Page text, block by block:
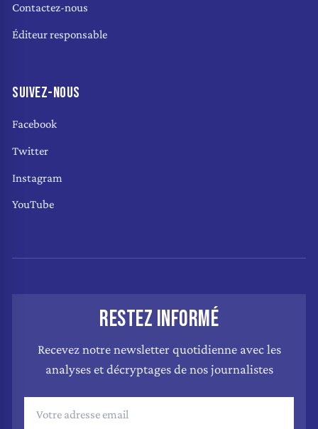
Contactez-nous
Éditeur responsable
SUIVEZ-NOUS
Facebook
Twitter
Instagram
YouTube
RESTEZ INFORMÉ
Recevez notre newsletter quotidienne avec les
analyses et décryptages de nos journalistes